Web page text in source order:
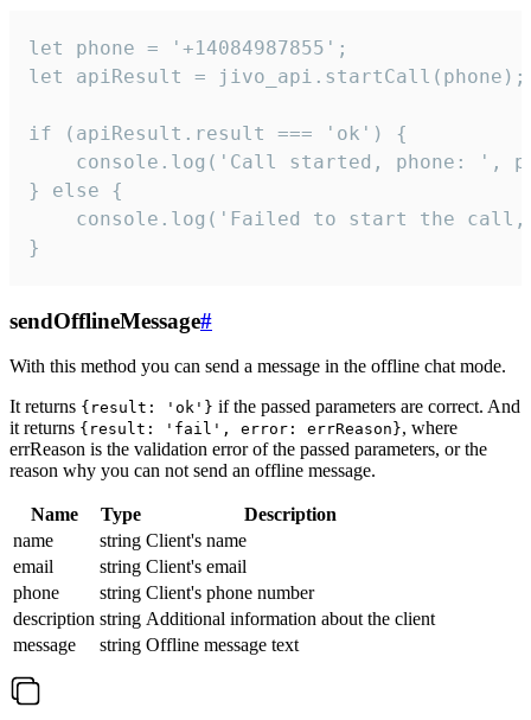
let phone = '+14084987855';
let apiResult = jivo_api.startCall(phone);
if (apiResult.result === 'ok') {
console.log('Call started, phone: ',
} else {
console.log('Failed to start the
}
sendOfflineMessage#
With this method you can send a message in the offline chat mode.
It returns {result: 'ok'} if the passed parameters are correct. And
it returns {result: 'fail', error: errReason}, where
errReason is the validation error of the passed parameters, or the
reason why you can not send an offline message.
Name Type
Description
name
string Client's name
email
string Client's email
phone
string Client's phone number
description string Additional information about the client
message
string Offline message text